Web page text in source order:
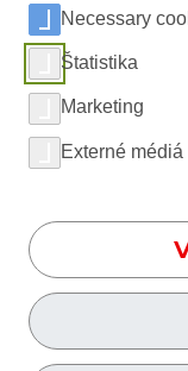
Sociálne
LinkedIn
Instagram
YouTube
UNIKONT
Necessary
Štatistika
Marketing
Externé médiá